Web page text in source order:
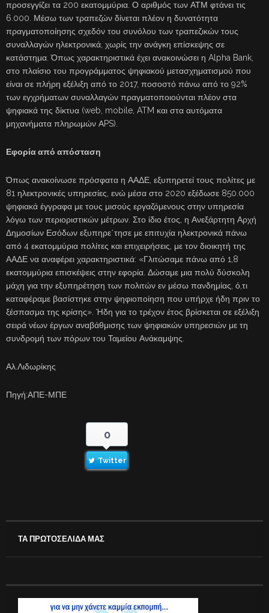
προσεγγίζει τα 200 εκατομμύρια. Ο αριθμός των ΑΤΜ φτάνει τις
6.000. Μέσω των τραπεζών δίνεται πλέον η δυνατότητα
πραγματοποίησης σχεδόν του συνόλου των τραπεζικών τους
συναλλαγών ηλεκτρονικά, χωρίς την ανάγκη επίσκεψης σε
κατάστημα. Όπως χαρακτηριστικά έχει ανακοινώσει η Alpha Bank,
στο πλαίσιο του προγράμματος ψηφιακού μετασχηματισμού που
είναι σε πλήρη εξέλιξη από το 2017, ποσοστό πάνω από το 92%
των εγχρήματων συναλλαγών πραγματοποιούνται πλέον στα
ψηφιακά της δίκτυα (web, mobile, ATM και στα αυτόματα
μηχανήματα πληρωμών ΑPS).
Εφορία από απόσταση
Όπως ανακοίνωσε πρόσφατα η ΑΑΔΕ, εξυπηρετεί τους πολίτες με
81 ηλεκτρονικές υπηρεσίες, ενώ μέσα στο 2020 εξέδωσε 850.000
ψηφιακά έγγραφα με τους μισούς εργαζόμενους στην υπηρεσία
λόγω των περιοριστικών μέτρων. Στο ίδιο έτος, η Ανεξάρτητη Αρχή
Δημοσίων Εσόδων εξυπηρε΄τησε με επιτυχία ηλεκτρονικά πάνω
από 4 εκατομμύρια πολίτες και επιχειρήσεις, με τον διοικητή της
ΑΑΔΕ να αναφέρει χαρακτηριστικά: «Γλιτώσαμε πάνω από 1,8
εκατομμύρια επισκέψεις στην εφορία. Δώσαμε μια πολύ δύσκολη
μάχη για την εξυπηρέτηση των πολιτών εν μέσω πανδημίας, ό,τι
καταφέραμε βασίστηκε στην ψηφιοποίηση που υπήρχε ήδη πριν το
ξέσπασμα της κρίσης». Ήδη για το τρέχον έτος βρίσκεται σε εξέλιξη
σειρά νέων έργων αναβάθμισης των ψηφιακών υπηρεσιών με τη
συνδρομή των πόρων του Ταμείου Ανάκαμψης.
Αλ.Λιδωρίκης
Πηγή:ΑΠΕ-ΜΠΕ
0
Twitter
ΤΑ ΠΡΩΤΟΣΕΛΙΔΑ ΜΑΣ